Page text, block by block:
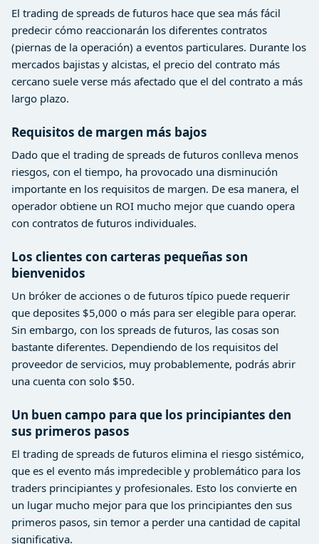
El trading de spreads de futuros hace que sea más fácil
predecir cómo reaccionarán los diferentes contratos
(piernas de la operación) a eventos particulares. Durante los
mercados bajistas y alcistas, el precio del contrato más
cercano suele verse más afectado que el del contrato a más
largo plazo.
Requisitos de margen más bajos
Dado que el trading de spreads de futuros conlleva menos
riesgos, con el tiempo, ha provocado una disminución
importante en los requisitos de margen. De esa manera, el
operador obtiene un ROI mucho mejor que cuando opera
con contratos de futuros individuales.
Los clientes con carteras pequeñas son
bienvenidos
Un bróker de acciones o de futuros típico puede requerir
que deposites $5,000 o más para ser elegible para operar.
Sin embargo, con los spreads de futuros, las cosas son
bastante diferentes. Dependiendo de los requisitos del
proveedor de servicios, muy probablemente, podrás abrir
una cuenta con solo $50.
Un buen campo para que los principiantes den
sus primeros pasos
El trading de spreads de futuros elimina el riesgo sistémico,
que es el evento más impredecible y problemático para los
traders principiantes y profesionales. Esto los convierte en
un lugar mucho mejor para que los principiantes den sus
primeros pasos, sin temor a perder una cantidad de capital
significativa.